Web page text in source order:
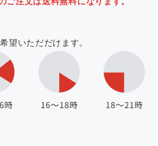
望いただだけます。